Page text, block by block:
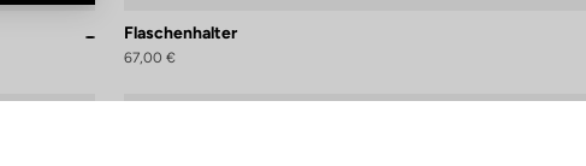
Flaschenhalter
67,00 €
individuell zu gestalten und zu verwalten, um die